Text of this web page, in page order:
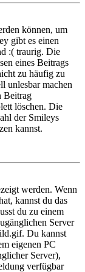
können, um
gibt es einen
:( traurig. Die
eines Beitrags
zu häufig zu
unlesbar machen
Beitrag
löschen. Die
der Smileys
kannst.
werden. Wenn
kannst du das
du zu einem
Server
Du kannst
eigenen PC
Server),
verfügbar